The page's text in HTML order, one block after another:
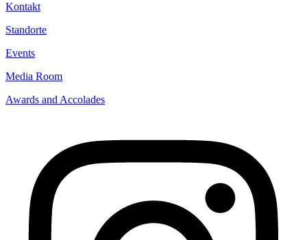
Kontakt
Standorte
Events
Media Room
Awards and Accolades